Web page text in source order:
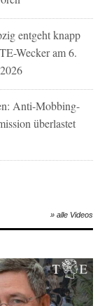
entgeht knapp
Wecker am 6.
Anti-Mobbing-
überlastet
» alle Videos